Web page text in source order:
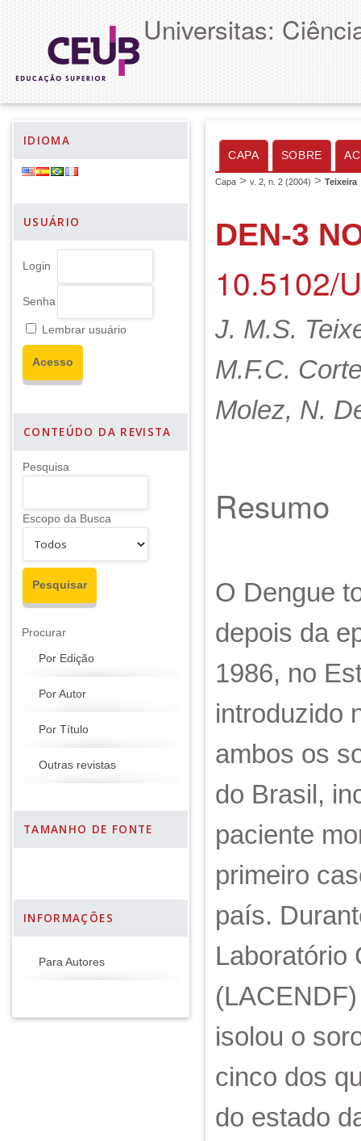
Universitas:
IDIOMA
USUÁRIO
Login
Senha
Lembrar usuário
CONTEÚDO DA REVISTA
Pesquisa
Escopo da Busca
Procurar
Por Edição
Por Autor
Por Título
Outras revistas
TAMANHO DE FONTE
INFORMAÇÕES
Para Autores
CAPA SOBRE
Capa > v. 2, n. 2 (2004) > Teixeira
DEN-3
10.5102/
J. M.S.
M.F.C.
Molez, N.
Resumo
O Dengue
depois da
1986, no
introduzido
ambos os
do Brasil,
paciente
primeiro
país.
Laboratório
(LACENDF)
isolou o
cinco dos
do estado